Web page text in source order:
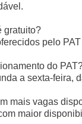
gratuito?
pelo
do
a sexta-feira,
mais vagas
maior